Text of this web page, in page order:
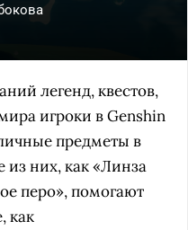
легенд, квестов,
игроки в Genshin
предметы в
из них, как «Линза
перо», помогают
как